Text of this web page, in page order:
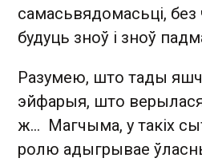
самасьвядомасьці, без
будуць зноў і зноў
Разумею, што тады
эйфарыя, што
ж… Магчыма, у такіх
ролю адыгрывае